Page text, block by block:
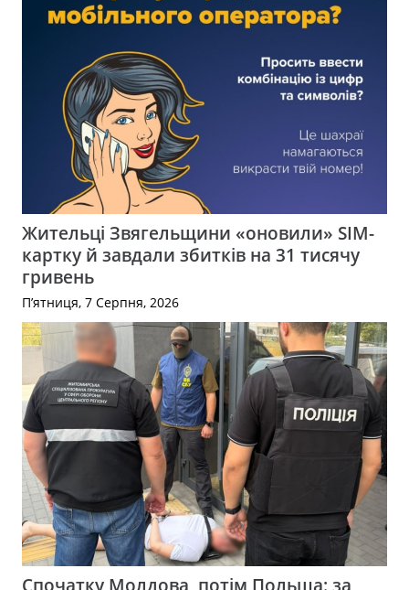
Жительці Звягельщини «оновили» SIM-
картку й завдали збитків на 31 тисячу
гривень
П’ятниця, 7 Серпня, 2026